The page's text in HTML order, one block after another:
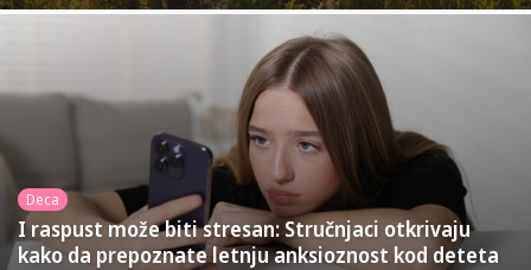
Deca
I raspust može biti stresan: Stručnjaci otkrivaju
kako da prepoznate letnju anksioznost kod deteta